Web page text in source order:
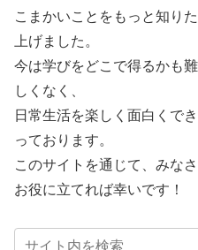
こまかいことをもっと知り
上げました。
今は学びをどこで得るかも
しくなく、
日常生活を楽しく面白くで
っております。
このサイトを通じて、みな
お役に立てれば幸いです！